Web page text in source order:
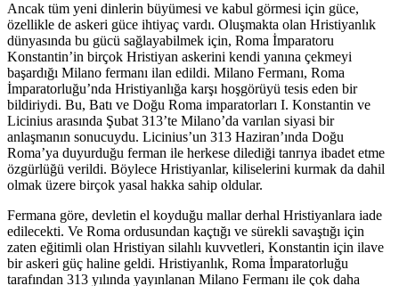
Ancak tüm yeni dinlerin büyümesi ve kabul görmesi için güce,
özellikle de askeri güce ihtiyaç vardı. Oluşmakta olan Hristiyanlık
dünyasında bu gücü sağlayabilmek için, Roma İmparatoru
Konstantin’in birçok Hristiyan askerini kendi yanına çekmeyi
başardığı Milano fermanı ilan edildi. Milano Fermanı, Roma
İmparatorluğu’nda Hristiyanlığa karşı hoşgörüyü tesis eden bir
bildiriydi. Bu, Batı ve Doğu Roma imparatorları I. Konstantin ve
Licinius arasında Şubat 313’te Milano’da varılan siyasi bir
anlaşmanın sonucuydu. Licinius’un 313 Haziran’ında Doğu
Roma’ya duyurduğu ferman ile herkese dilediği tanrıya ibadet etme
özgürlüğü verildi. Böylece Hristiyanlar, kiliselerini kurmak da dahil
olmak üzere birçok yasal hakka sahip oldular.
Fermana göre, devletin el koyduğu mallar derhal Hristiyanlara iade
edilecekti. Ve Roma ordusundan kaçtığı ve sürekli savaştığı için
zaten eğitimli olan Hristiyan silahlı kuvvetleri, Konstantin için ilave
bir askeri güç haline geldi. Hristiyanlık, Roma İmparatorluğu
tarafından 313 yılında yayınlanan Milano Fermanı ile çok daha